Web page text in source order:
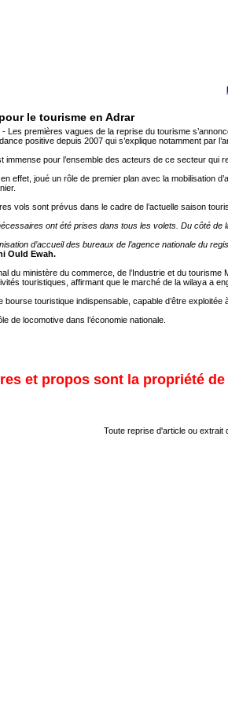
le tourisme en Adrar
- Les premières vagues de la reprise du tourisme
positive depuis 2007 qui s’explique notamment par
immense pour l’ensemble des acteurs de ce secteur qui
effet, joué un rôle de premier plan avec la mobilisation
vols sont prévus dans le cadre de l’actuelle saison
ont été prises dans tous les volets. Du côté de
d’accueil des bureaux de l’agence nationale du
Ould Ewah.
du ministère du commerce, de l’Industrie et du tourisme
touristiques, affirmant que le marché de la wilaya a
bourse touristique indispensable, capable d’être
de locomotive dans l’économie nationale.
et propos sont la propriété
Toute reprise d'article ou extrait